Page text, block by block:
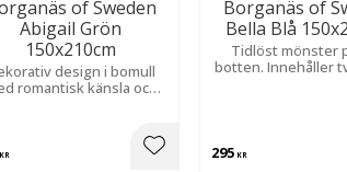
of Sweden
Abigail Grön
150x210cm
design i bomull
romantisk känsla och
Lägg till i favoriter
Borganäs of
Bella Blå
Tidlöst mönster
botten. Innehåller
295 KR